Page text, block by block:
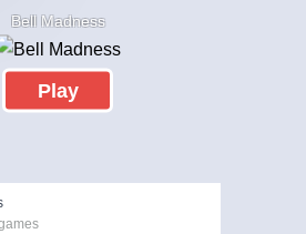
Bell Madness
Play